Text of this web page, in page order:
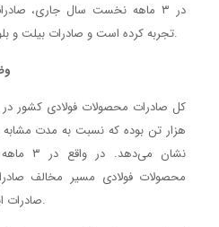
تجربه کرده است و صادرات بیلت و بلوم، ۲۵ درصد افزایش یافته است.
نشان
محصولات فولادی مسیر مخالف
صادرات این محصولات کاهش یافته است.